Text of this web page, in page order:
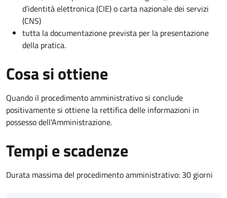
d’identità elettronica (CIE) o carta nazionale dei servizi
(CNS)
tutta la documentazione prevista per la presentazione
della pratica.
Cosa si ottiene
Quando il procedimento amministrativo si conclude
positivamente si ottiene la rettifica delle informazioni in
possesso dell'Amministrazione.
Tempi e scadenze
Durata massima del procedimento amministrativo: 30 giorni